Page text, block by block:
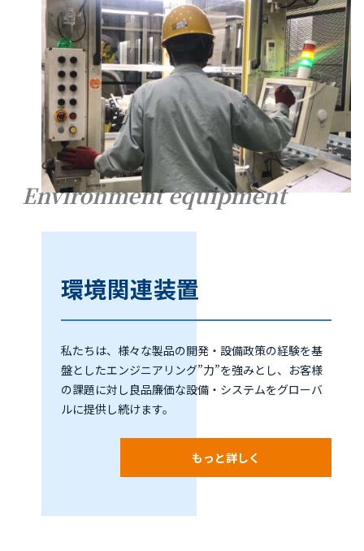
Environment equipment
環境関連装置
私たちは、様々な製品の開発・設備政策の経験を基
盤としたエンジニアリング”力”を強みとし、お客様
の課題に対し良品廉価な設備・システムをグローバ
ルに提供し続けます。
もっと詳しく